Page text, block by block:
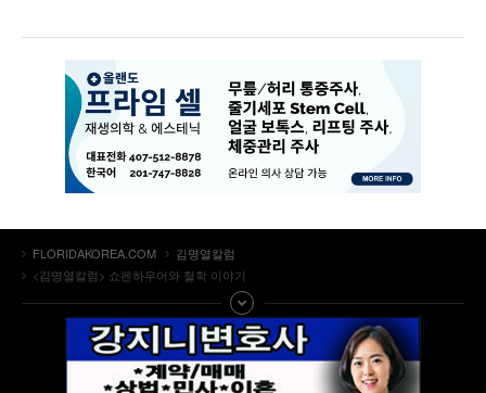
FLORIDAKOREA.COM
김명열칼럼
<김명열칼럼> 쇼펜하우어와 철학 이야기